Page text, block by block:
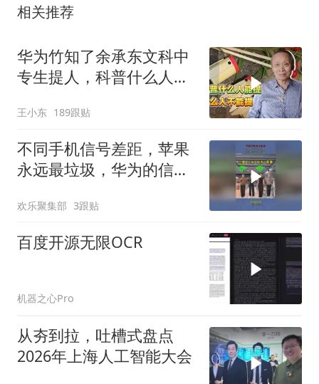
相关推荐
华为竹知了余承东文科中
专生提人，科普什么人能
王小东 189跟贴
不同手机信号差距，苹果
永远最垃圾，华为的信号
欢乐聚集部 3跟贴
百度开源无限OCR
机器之心Pro
从夯到拉，吐槽式盘点
2026年上海人工智能大会